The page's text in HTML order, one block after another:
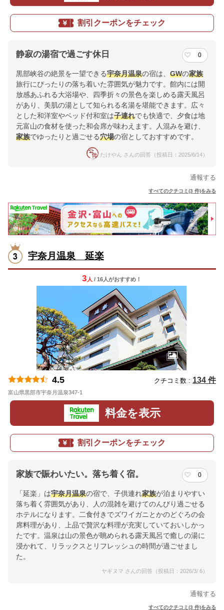
割引クーポンをチェック
静寂の湯宿で過ごす休日 0
黒部峡谷の絶景を一望できる宇奈月温泉の宿は、 GWの家族
旅行にぴったりの落ち着いた雰囲気が魅力です。館内には開
放感あふれる大浴場や、四季折々の景色を楽しめる露天風呂
があり、美肌の湯として知られる名湯を堪能できます。広々
とした和洋室やベッド付和室は子連れでも快適で、夕食は地
元富山の食材を使った和会席が味わえます。人混みを避け、
家族でゆったりと過ごせる穴場の宿としておすすめです。
たけやん さんの回答（投稿日：2025/6/14）
通報する
すべてのクチコミ(3 件)をみる
宇奈月温泉 延楽
3 人 / 16人がおすすめ！
4.5 クチコミ数 : 134 件
富山県黒部市宇奈月温泉347-1
料金を表示
割引クーポンをチェック
家族で賑わいたい。落ち着く宿。 0
「延楽」は宇奈月温泉の宿で、子供連れ家族が泊まりやすい
落ち着く雰囲気があり、人の混雑を避けてのんびり過ごせる
ホテルになります。二食付きでズワイガニとかのどぐろの会
席料理があり、上品で贅沢な料理が充実していておいしかっ
たです。温泉は山の景色が眺められる露天風呂で癒しの湯に
浸かれて、リラックスとリフレッシュの時間が過ごせまし
た。
ヤギヌマ さんの回答（投稿日：2026/3/ 6）
通報する
すべてのクチコミ(3 件)をみる